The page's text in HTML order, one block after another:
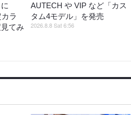
ラ
てみ
AUTECH や VIP など「カス
タム4モデル」を発売
2026.8.8 Sat 6:56